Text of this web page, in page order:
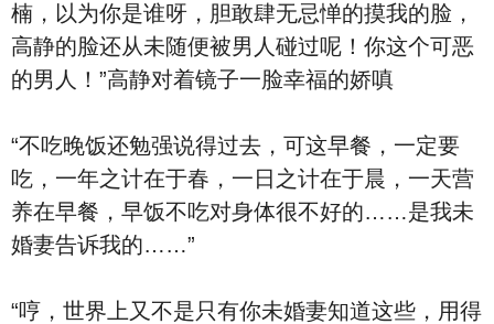
楠，以为你是谁呀，胆敢肆无忌惮的摸我的脸，
高静的脸还从未随便被男人碰过呢！你这个可恶
的男人！”高静对着镜子一脸幸福的娇嗔
“不吃晚饭还勉强说得过去，可这早餐，一定要
吃，一年之计在于春，一日之计在于晨，一天营
养在早餐，早饭不吃对身体很不好的……是我未
婚妻告诉我的……”
“哼，世界上又不是只有你未婚妻知道这些，用得